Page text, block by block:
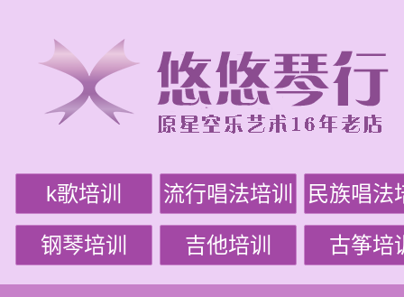
k歌培训 流行唱法培训 民族唱法
钢琴培训 吉他培训 古筝培